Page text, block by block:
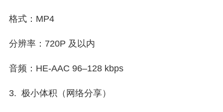
格式：MP4
分辨率：720P 及以内
音频：HE-AAC 96–128 kbps
3. 极小体积（网络分享）